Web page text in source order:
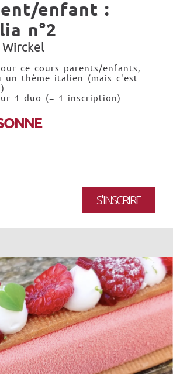
enfant :
n°2
ce cours parents/enfants,
un thème italien (mais c'est
1 duo (= 1 inscription)
S'INSCRIRE